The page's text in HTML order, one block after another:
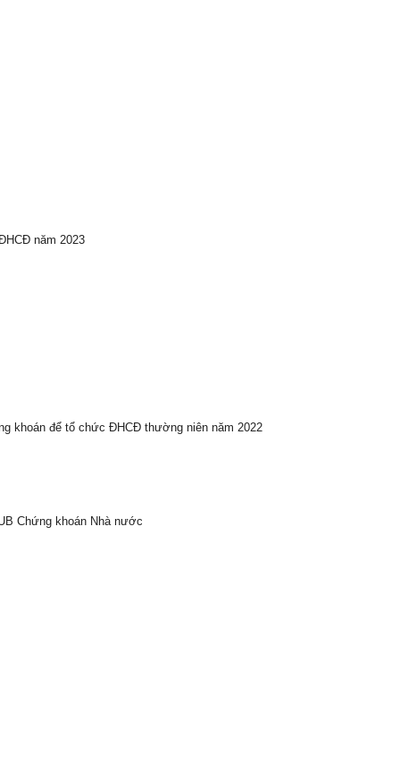
năm 2023
khoán để tổ chức ĐHCĐ thường niên năm 2022
Chứng khoán Nhà nước